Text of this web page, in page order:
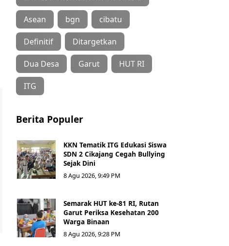
Asean bgn cibatu
Definitif Ditargetkan
Dua Desa Garut HUT RI
ITG
Berita Populer
KKN Tematik ITG Edukasi Siswa
SDN 2 Cikajang Cegah Bullying
Sejak Dini
8 Agu 2026, 9:49 PM
Semarak HUT ke-81 RI, Rutan
Garut Periksa Kesehatan 200
Warga Binaan
8 Agu 2026, 9:28 PM